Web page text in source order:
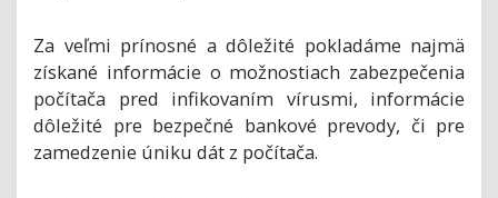
Za veľmi prínosné a dôležité pokladáme najmä
získané informácie o možnostiach zabezpečenia
počítača pred infikovaním vírusmi, informácie
dôležité pre bezpečné bankové prevody, či pre
zamedzenie úniku dát z počítača.